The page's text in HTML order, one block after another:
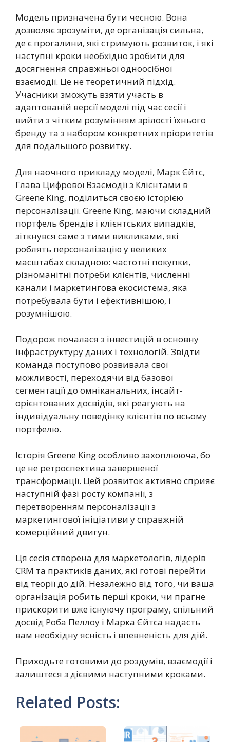
Модель призначена бути чесною. Вона
дозволяє зрозуміти, де організація сильна,
де є прогалини, які стримують розвиток, і які
наступні кроки необхідно зробити для
досягнення справжньої одноосібної
взаємодії. Це не теоретичний підхід.
Учасники зможуть взяти участь в
адаптованій версії моделі під час сесії і
вийти з чітким розумінням зрілості їхнього
бренду та з набором конкретних пріоритетів
для подальшого розвитку.
Для наочного прикладу моделі, Марк Єйтс,
Глава Цифрової Взаємодії з Клієнтами в
Greene King, поділиться своєю історією
персоналізації. Greene King, маючи складний
портфель брендів і клієнтських випадків,
зіткнувся саме з тими викликами, які
роблять персоналізацію у великих
масштабах складною: частотні покупки,
різноманітні потреби клієнтів, численні
канали і маркетингова екосистема, яка
потребувала бути і ефективнішою, і
розумнішою.
Подорож почалася з інвестицій в основну
інфраструктуру даних і технологій. Звідти
команда поступово розвивала свої
можливості, переходячи від базової
сегментації до омніканальних, інсайт-
орієнтованих досвідів, які реагують на
індивідуальну поведінку клієнтів по всьому
портфелю.
Історія Greene King особливо захоплююча, бо
це не ретроспектива завершеної
трансформації. Цей розвиток активно сприяє
наступній фазі росту компанії, з
перетворенням персоналізації з
маркетингової ініціативи у справжній
комерційний двигун.
Ця сесія створена для маркетологів, лідерів
CRM та практиків даних, які готові перейти
від теорії до дій. Незалежно від того, чи ваша
організація робить перші кроки, чи прагне
прискорити вже існуючу програму, спільний
досвід Роба Пеллоу і Марка Єйтса надасть
вам необхідну ясність і впевненість для дій.
Приходьте готовими до роздумів, взаємодії і
залиштеся з дієвими наступними кроками.
Related Posts: